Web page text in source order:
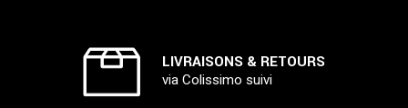
LIVRAISONS & RETOURS
via Colissimo suivi